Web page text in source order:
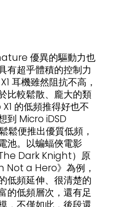
優異的驅動力也
有超乎體積的控制力
耳機雖然阻抗不高，
比較鬆散、龐大的類
的低頻推得好也不
到 Micro iDSD
便推出優質低頻，
池。以蝙蝠俠電影
The Dark Knight）原
Not a Hero》為例，
低頻延伸、很清楚的
的低頻層次，還有足